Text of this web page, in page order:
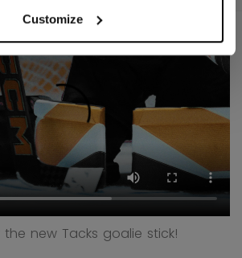
Customize
the new Tacks goalie stick!